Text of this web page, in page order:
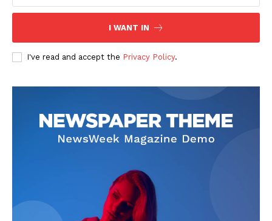
About
Subscription Plans
My account
I WANT IN
I've read and accept the Privacy Policy.